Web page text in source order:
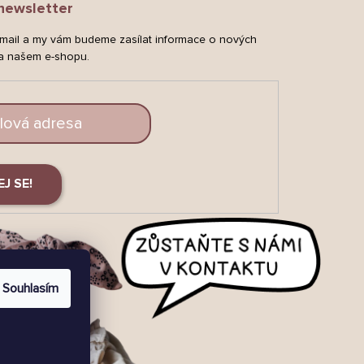
Souhlasím
a my vám budeme zasílat informace o nových
našem e-shopu.
SE!